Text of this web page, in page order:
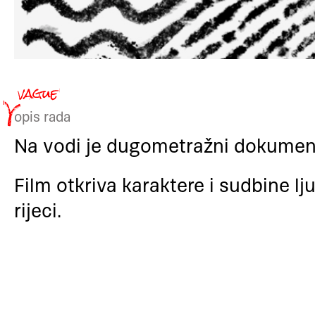
opis rada
Na vodi je dugometražni
Film otkriva karaktere i sudbine
rijeci.